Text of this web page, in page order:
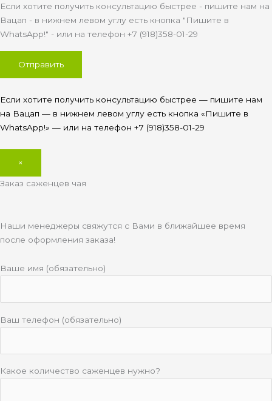
Если хотите получить консультацию быстрее - пишите нам на
Вацап - в нижнем левом углу есть кнопка "Пишите в
WhatsApp!" - или на телефон +7 (918)358-01-29
Если хотите получить консультацию быстрее — пишите нам
на Вацап — в нижнем левом углу есть кнопка «Пишите в
WhatsApp!» — или на телефон +7 (918)358-01-29
×
Заказ саженцев чая
Наши менеджеры свяжутся с Вами в ближайшее время
после оформления заказа!
Ваше имя (обязательно)
Ваш телефон (обязательно)
Какое количество саженцев нужно?